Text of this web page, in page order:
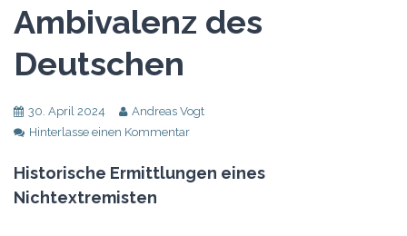
Ambivalenz des
Deutschen
30. April 2024
Andreas Vogt
Hinterlasse einen Kommentar
Historische Ermittlungen eines
Nichtextremisten